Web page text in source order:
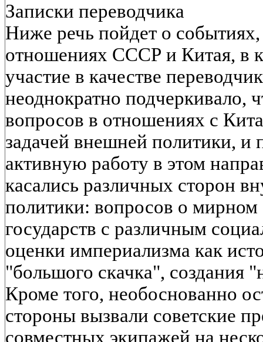
Записки переводчика
Ниже речь пойдет о
отношениях СССР и Китая, в
участие в качестве
неоднократно подчеркивало,
вопросов в отношениях с
задачей внешней политики, и
активную работу в этом
касались различных сторон
политики: вопросов о
государств с различным
оценки империализма как
"большого скачка", создания
Кроме того, необоснованно
стороны вызвали советские
совместных экипажей на